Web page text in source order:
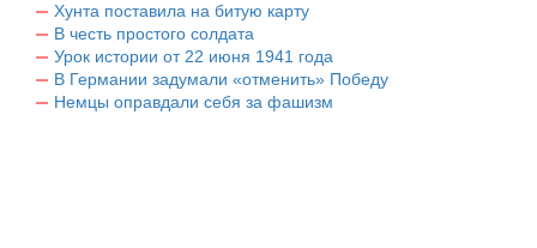
Хунта поставила на битую карту
В честь простого солдата
Урок истории от 22 июня 1941 года
В Германии задумали «отменить» Победу
Немцы оправдали себя за фашизм